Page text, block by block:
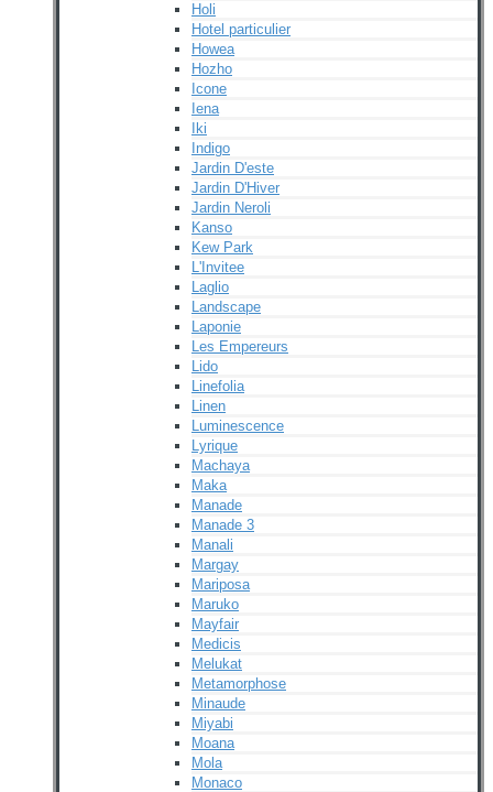
Holi
Hotel particulier
Howea
Hozho
Icone
Iena
Iki
Indigo
Jardin D'este
Jardin D'Hiver
Jardin Neroli
Kanso
Kew Park
L'Invitee
Laglio
Landscape
Laponie
Les Empereurs
Lido
Linefolia
Linen
Luminescence
Lyrique
Machaya
Maka
Manade
Manade 3
Manali
Margay
Mariposa
Maruko
Mayfair
Medicis
Melukat
Metamorphose
Minaude
Miyabi
Moana
Mola
Monaco